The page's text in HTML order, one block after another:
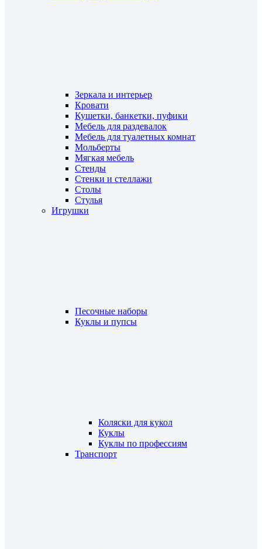
Зеркала и интерьер
Кровати
Кушетки, банкетки, пуфики
Мебель для раздевалок
Мебель для туалетных комнат
Мольберты
Мягкая мебель
Стенды
Стенки и стеллажи
Столы
Стулья
Игрушки
Песочные наборы
Куклы и пупсы
Коляски для кукол
Куклы
Куклы по профессиям
Транспорт